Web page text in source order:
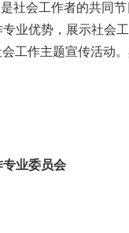
社会工作者的共同
业优势，展示社会
工作主题宣传活动
业委员会